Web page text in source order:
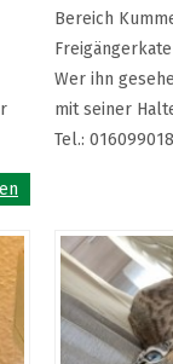
Bereich
Wer ihn
mit seiner
Tel.: